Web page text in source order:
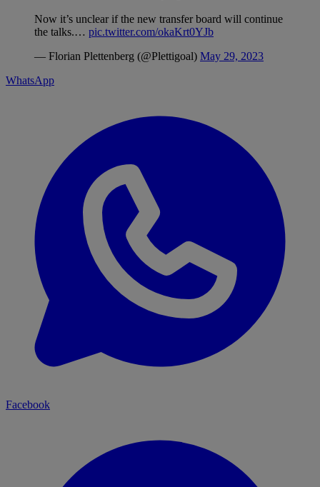
Now it’s unclear if the new transfer board will continue
the talks.… pic.twitter.com/okaKrt0YJb
— Florian Plettenberg (@Plettigoal) May 29, 2023
WhatsApp
Facebook